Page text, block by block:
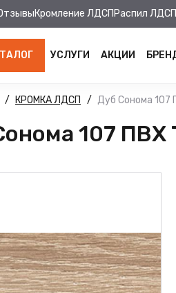
Кромление ЛДСП Распил ЛДСП
УСЛУГИ АКЦИИ
КРОМКА ЛДСП Дуб Сонома 107
107 ПВХ